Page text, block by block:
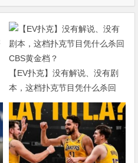
【EV扑克】没有解说、没有剧
本，这档扑克节目凭什么杀回
CBS黄金档？